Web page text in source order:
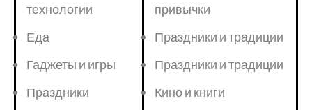
технологии
Еда
Гаджеты и игры
Праздники
привычки
Праздники и традиции
Праздники и традиции
Кино и книги